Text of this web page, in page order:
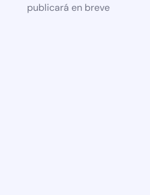
publicará en breve